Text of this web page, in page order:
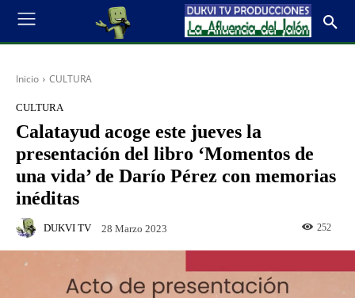
Inicio CULTURA
CULTURA
Calatayud acoge este jueves la
presentación del libro ‘Momentos de
una vida’ de Darío Pérez con memorias
inéditas
DUKVI TV 28 Marzo 2023 252